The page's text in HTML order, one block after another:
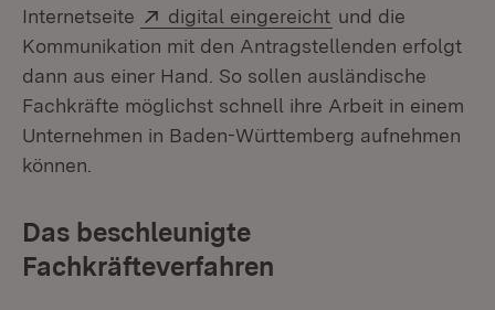
Internetseite
Extern:
digital eingereicht (Öffnet in neuem
und die
Kommunikation mit den Antragstellenden erfolgt
dann aus einer Hand. So sollen ausländische
Fachkräfte möglichst schnell ihre Arbeit in einem
Unternehmen in Baden-Württemberg aufnehmen
können.
Das beschleunigte
Fachkräfteverfahren